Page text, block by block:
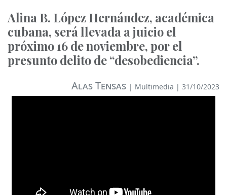
Alina B. López Hernández, académica
cubana, será llevada a juicio el
próximo 16 de noviembre, por el
presunto delito de “desobediencia”.
Alas Tensas | Multimedia | 31/10/2023